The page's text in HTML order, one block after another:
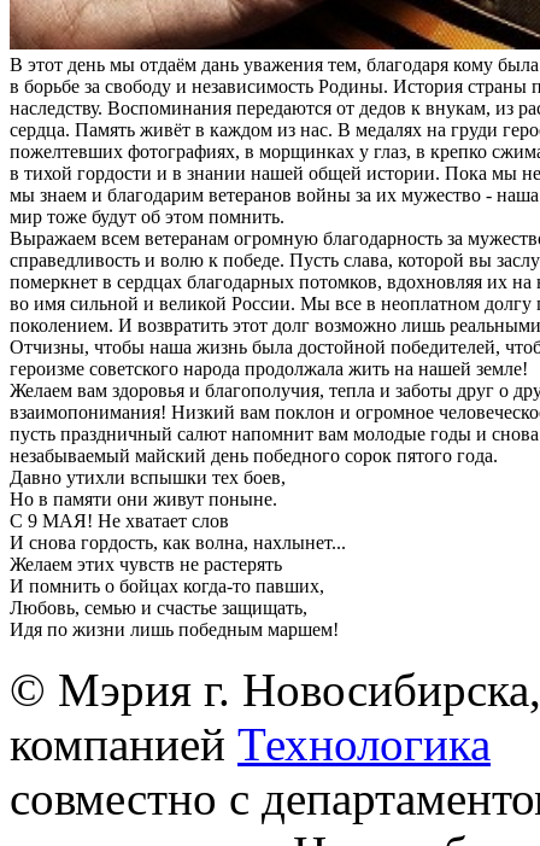
В этот день мы отдаём дань уважения тем, благодаря кому
в борьбе за свободу и независимость Родины. История страны
наследству. Воспоминания передаются от дедов к внукам, из
сердца. Память живёт в каждом из нас. В медалях на груди
пожелтевших фотографиях, в морщинках у глаз, в крепко
в тихой гордости и в знании нашей общей истории. Пока мы
мы знаем и благодарим ветеранов войны за их мужество - наша
мир тоже будут об этом помнить.
Выражаем всем ветеранам огромную благодарность за
справедливость и волю к победе. Пусть слава, которой вы
померкнет в сердцах благодарных потомков, вдохновляя их
во имя сильной и великой России. Мы все в неоплатном долгу
поколением. И возвратить этот долг возможно лишь
Отчизны, чтобы наша жизнь была достойной победителей,
героизме советского народа продолжала жить на нашей земле!
Желаем вам здоровья и благополучия, тепла и заботы друг о
взаимопонимания! Низкий вам поклон и огромное
пусть праздничный салют напомнит вам молодые годы и снова
незабываемый майский день победного сорок пятого года.
Давно утихли вспышки тех боев,
Но в памяти они живут поныне.
С 9 МАЯ! Не хватает слов
И снова гордость, как волна, нахлынет...
Желаем этих чувств не растерять
И помнить о бойцах когда-то павших,
Любовь, семью и счастье защищать,
Идя по жизни лишь победным маршем!
© Мэрия г.
компанией Технологика
совместно с